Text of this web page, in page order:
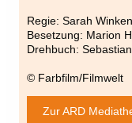
Regie: Sarah
Besetzung: Marion
Drehbuch:
© Farbfilm/Filmwelt
Zur ARD